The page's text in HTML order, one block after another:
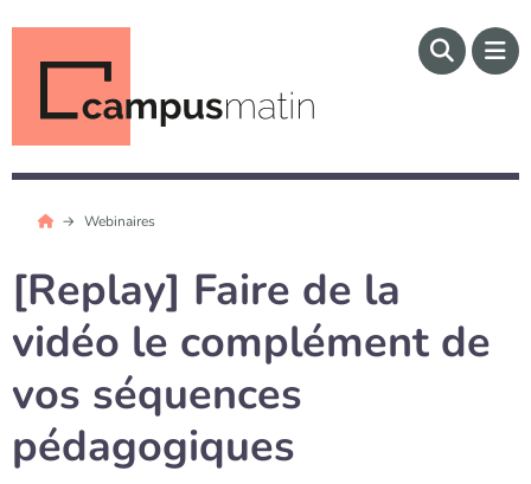
Webinaires
[Replay] Faire de la
vidéo le complément de
vos séquences
pédagogiques